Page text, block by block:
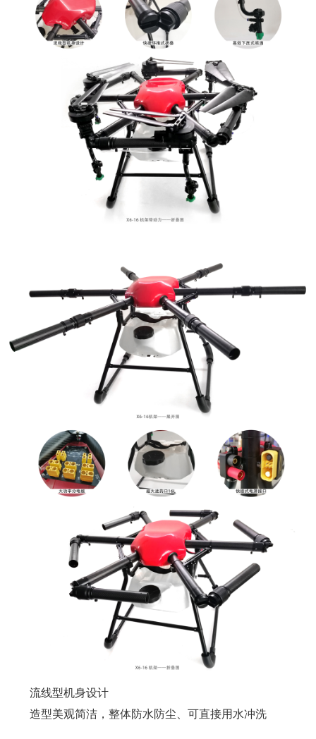
流线型机身设计
造型美观简洁，整体防水防尘、可直接用水冲洗